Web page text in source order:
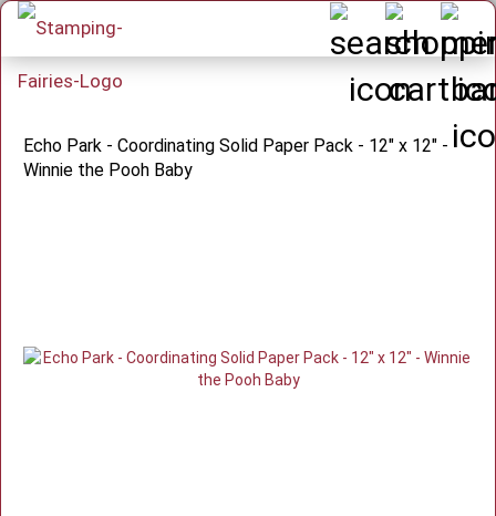
Echo Park - Coordinating Solid Paper Pack - 12" x 12" -
Winnie the Pooh Baby